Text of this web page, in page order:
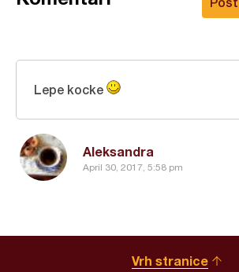
Aleksandra
April 30, 2017, 5:58 pm
Lepe kocke
Vrh stranice